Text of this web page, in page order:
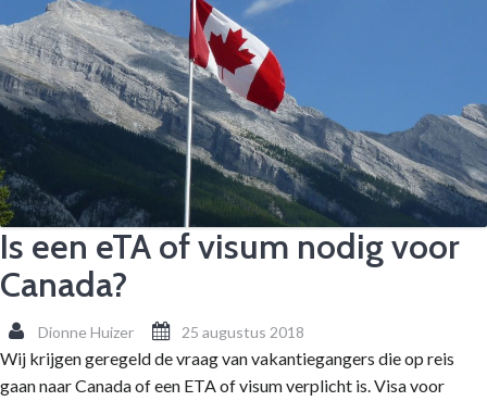
Is een eTA of visum nodig voor
Canada?
Dionne Huizer 25 augustus 2018
Wij krijgen geregeld de vraag van vakantiegangers die op reis
gaan naar Canada of een ETA of visum verplicht is. Visa voor